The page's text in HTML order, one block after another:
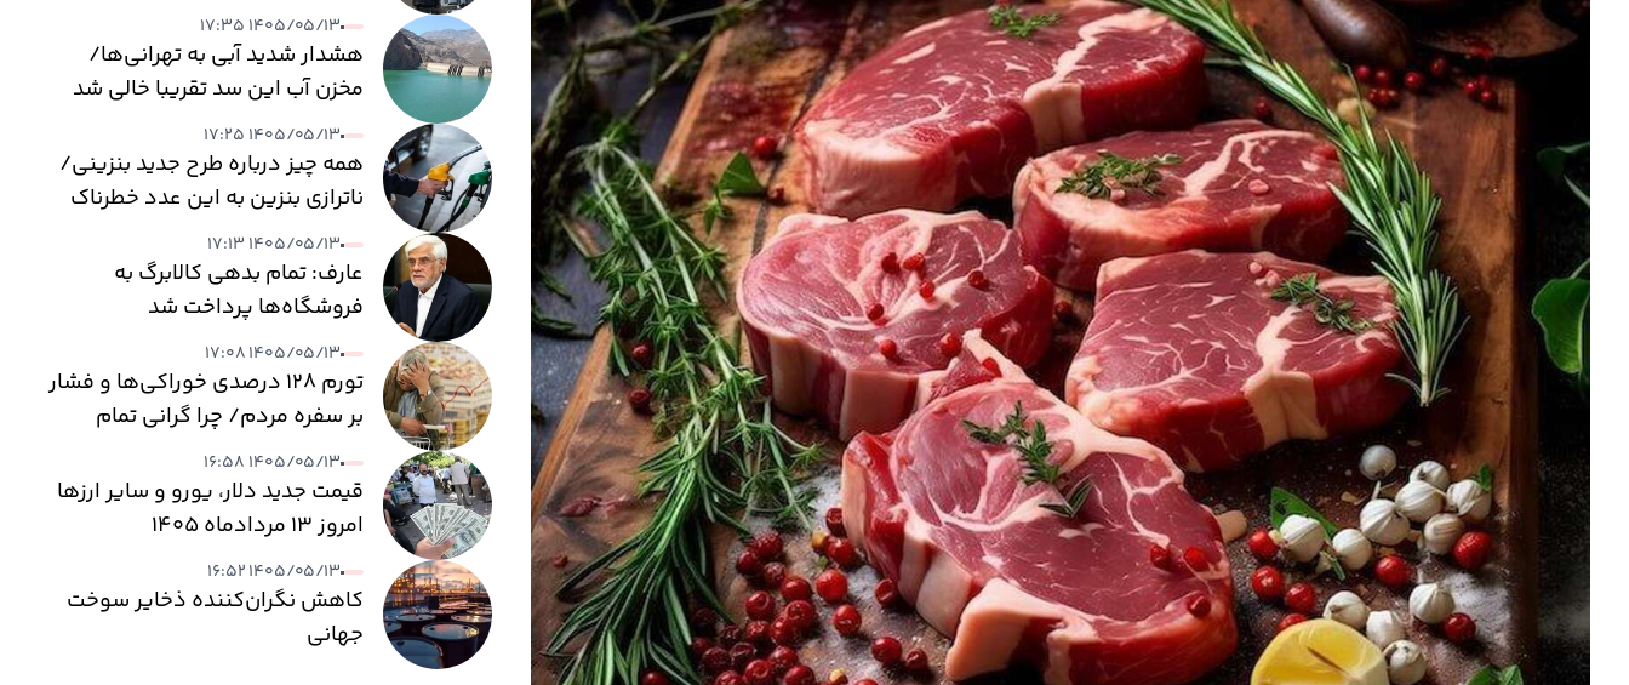
۱۴۰۵/۰۵/۱۳ ۱۷:۳۵
هشدار شدید آبی به تهرانی‌ها/
مخزن آب این سد تقریبا خالی شد
۱۴۰۵/۰۵/۱۳ ۱۷:۲۵
همه چیز درباره طرح جدید بنزینی/
ناترازی بنزین به این عدد خطرناک
می‌رسد
۱۴۰۵/۰۵/۱۳ ۱۷:۱۳
عارف: تمام بدهی کالابرگ به
فروشگاه‌ها پرداخت شد
۱۴۰۵/۰۵/۱۳ ۱۷:۰۸
تورم ۱۲۸ درصدی خوراکی‌ها و فشار
بر سفره مردم/ چرا گرانی تمام
نمی‌شود؟
۱۴۰۵/۰۵/۱۳ ۱۶:۵۸
قیمت جدید دلار، یورو و سایر ارزها
امروز ۱۳ مردادماه ۱۴۰۵
۱۴۰۵/۰۵/۱۳ ۱۶:۵۲
کاهش نگران‌کننده ذخایر سوخت
جهانی